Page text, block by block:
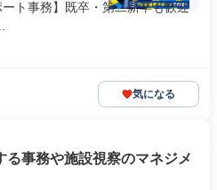
ト事務】既卒・第二新卒も歓迎
気になる
事務や施設視察のマネジメ